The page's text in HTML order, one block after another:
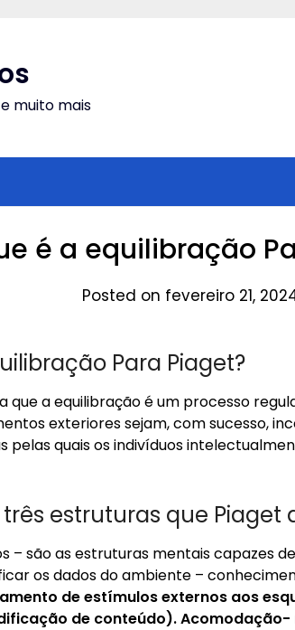
muito mais
é a equilibração
Posted on fevereiro 21,
Para Piaget?
que a equilibração é um processo
exteriores sejam, com sucesso,
pelas quais os indivíduos
estruturas que Piaget
– são as estruturas mentais capazes
os dados do ambiente –
de estímulos externos aos
de conteúdo).Acomodação-